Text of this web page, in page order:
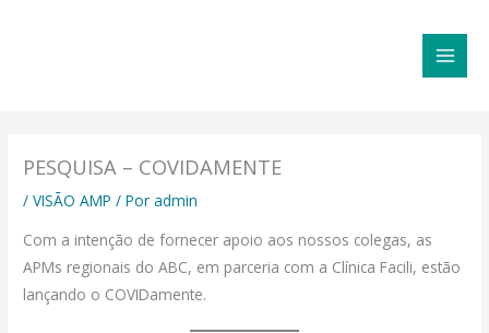
PESQUISA – COVIDAMENTE
/VISÃO AMP / Poradmin
​Com a intenção de fornecer apoio aos nossos colegas, as
APMs regionais do ABC, em parceria com a Clínica Facili, estão
lançando o COVIDamente.